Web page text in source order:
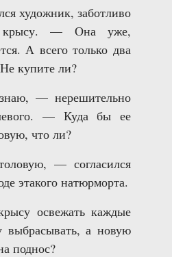
художник, заботливо
крысу. — Она уже,
А всего только два
купите ли?
— нерешительно
— Куда бы ее
что ли?
— согласился
этакого натюрморта.
освежать каждые
выбрасывать, а новую
поднос?